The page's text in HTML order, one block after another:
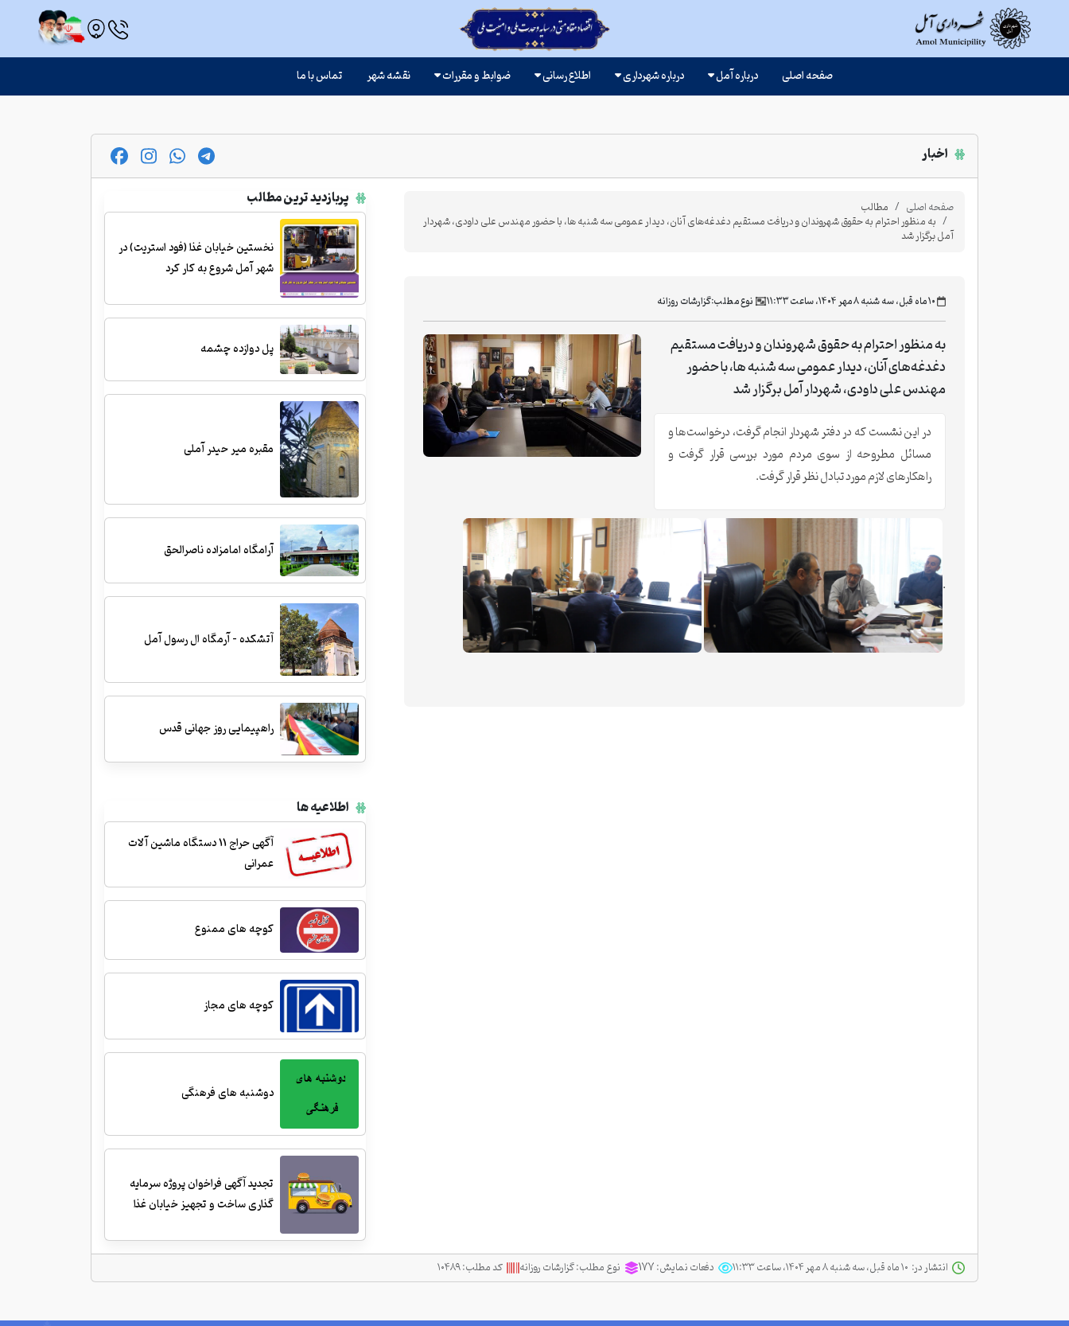
صفحه اصلی درباره آمل درباره شهرداری اطلاع رسانی ضوابط و مقررات نقشه شهر تماس با ما
اخبار
صفحه اصلی مطالب
به منظور احترام به حقوق شهروندان و دریافت مستقیم دغدغه‌های آنان، دیدار عمومی سه شنبه ها، با حضور مهندس علی داودی، شهردار
آمل برگزار شد
‫۱۰ ماه قبل، سه شنبه ۸ مهر ۱۴۰۴، ساعت ۱۱:۳۳ نوع مطلب:گزارشات روزانه
به منظور احترام به حقوق شهروندان و دریافت مستقیم
دغدغه‌های آنان، دیدار عمومی سه شنبه ها، با حضور
مهندس علی داودی، شهردار آمل برگزار شد
در این نشست که در دفتر شهردار انجام گرفت، درخواست‌ها و
مسائل مطروحه از سوی مردم مورد بررسی قرار گرفت و
راهکارهای لازم مورد تبادل نظر قرار گرفت.
.
پربازدید ترین مطالب
نخستین خیابان غذا (فود استریت) در
شهر آمل شروع به کار کرد
پل دوازده چشمه
مقبره میر حیدر آملی
آرامگاه امامزاده ناصرالحق
آتشکده - آرمگاه ال رسول آمل
راهپیمایی روز جهانی قدس
اطلاعیه ها
آگهی حراج 11 دستگاه ماشین آلات
عمرانی
کوچه های ممنوع
کوچه های مجاز
دوشنبه های فرهنگی
تجدید آگهی فراخوان پروژه سرمایه
گذاری ساخت و تجهیز خیابان غذا
انتشار در: دفعات نمایش:177 نوع مطلب:گزارشات روزانه کد مطلب:۱۰۴۸۹